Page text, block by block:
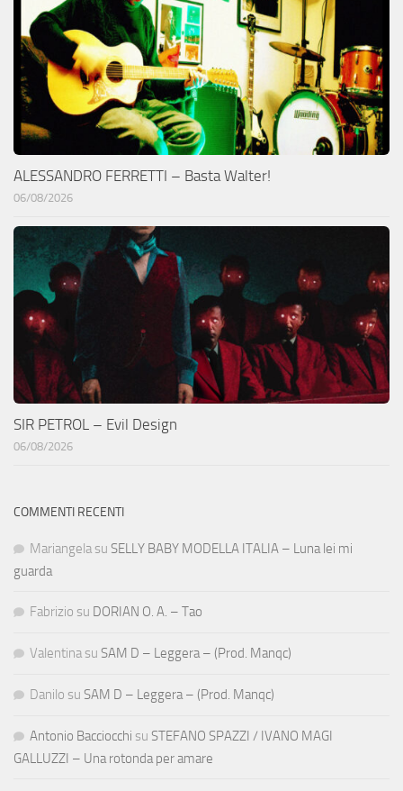
ALESSANDRO FERRETTI – Basta Walter!
06/08/2026
SIR PETROL – Evil Design
06/08/2026
COMMENTI RECENTI
Mariangela su SELLY BABY MODELLA ITALIA – Luna lei mi
guarda
Fabrizio su DORIAN O. A. – Tao
Valentina su SAM D – Leggera – (Prod. Manqc)
Danilo su SAM D – Leggera – (Prod. Manqc)
Antonio Bacciocchi su STEFANO SPAZZI / IVANO MAGI
GALLUZZI – Una rotonda per amare